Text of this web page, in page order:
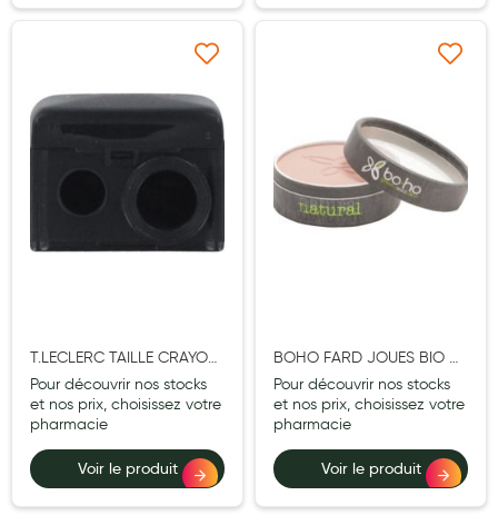
Anti acariens, anti gale, anti tiques, insectifuges
Incontinence
Ronflement
Lunettes
Piluliers
Matériel medical
Cannes
T.LECLERC TAILLE CRAYON
PROFESSIONNEL DOUBLE
Pour découvrir nos stocks
et nos prix, choisissez votre
pharmacie
Voir le produit
Ajouter à ma liste d’envie
BOHO FARD JOUES BIO 06
LIE DE VIN 4G5
Pour découvrir nos stocks
et nos prix, choisissez votre
pharmacie
Voir le produit
Ajouter à ma liste